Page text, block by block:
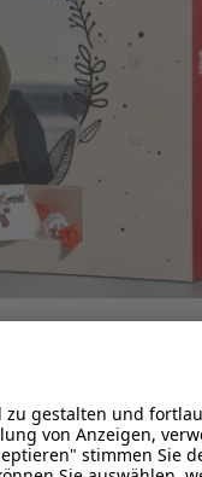
den
Produkten von
neues Lieblingsbild.
auf Weihnachten.